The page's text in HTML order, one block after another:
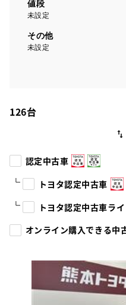
値段
未設定
その他
未設定
126台
認定中古車
トヨタ認定中古車
トヨタ認定中古車ライ
オンライン購入できる中